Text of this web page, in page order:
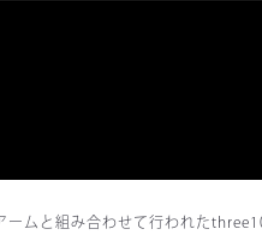
ムと組み合わせて行われた